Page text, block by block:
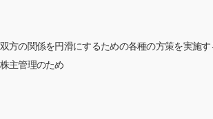
方の関係を円滑にするための各種の方策を実施す
主管理のため